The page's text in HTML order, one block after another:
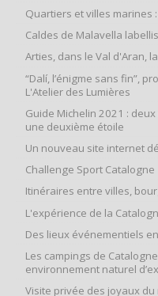
Quartiers et villes marines
Caldes de Malavella
Arties, dans le Val d'Aran,
“Dalí, l’énigme sans fin”,
L'Atelier des Lumières
Guide Michelin 2021 :
une deuxième étoile
Un nouveau site internet
Challenge Sport Catalogne
Itinéraires entre villes,
L'expérience de la
Des lieux événementiels
Les campings de
environnement naturel
Visite privée des joyaux